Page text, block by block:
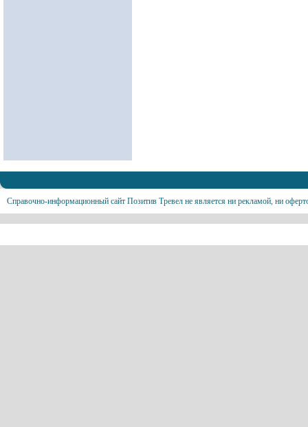
Справочно-информационный сайт Позитив Тревел не является ни рекламой, ни